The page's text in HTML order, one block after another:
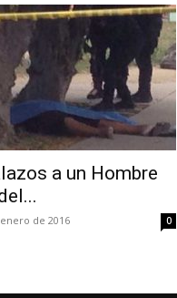
a un Hombre
de 2016 0